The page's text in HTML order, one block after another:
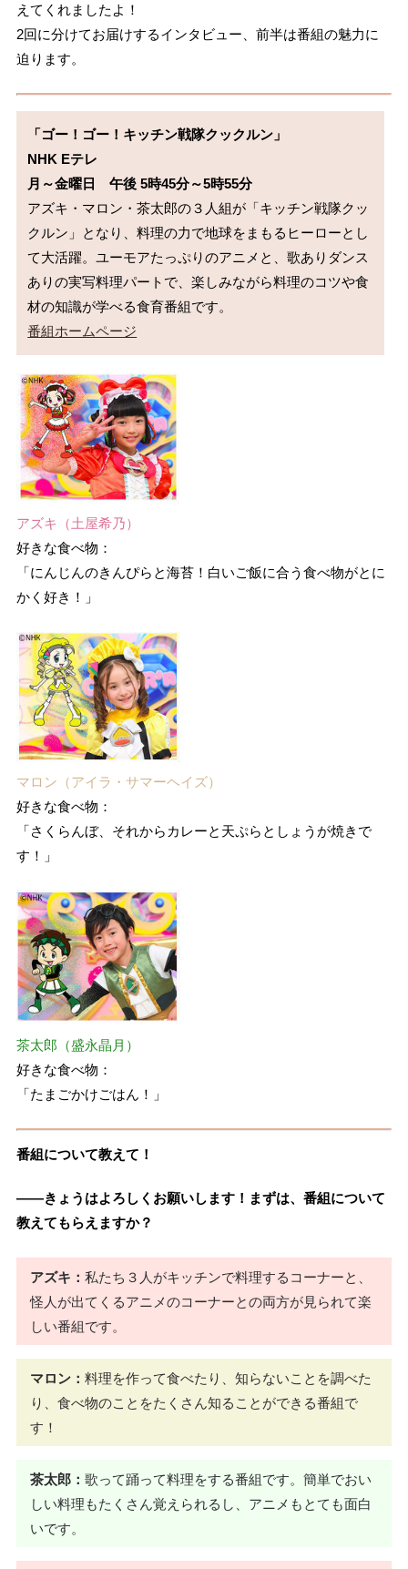
えてくれましたよ！
2回に分けてお届けするインタビュー、前半は番組の魅力に
迫ります。
「ゴー！ゴー！キッチン戦隊クックルン」
NHK Eテレ
月～金曜日　午後 5時45分～5時55分
アズキ・マロン・茶太郎の３人組が「キッチン戦隊クッ
クルン」となり、料理の力で地球をまもるヒーローとし
て大活躍。ユーモアたっぷりのアニメと、歌ありダンス
ありの実写料理パートで、楽しみながら料理のコツや食
番組ホームページ
アズキ（土屋希乃）
好きな食べ物：
「にんじんのきんぴらと海苔！白いご飯に合う食べ物がとに
かく好き！」
マロン（アイラ・サマーヘイズ）
好きな食べ物：
「さくらんぼ、それからカレーと天ぷらとしょうが焼きで
す！」
茶太郎（盛永晶月）
好きな食べ物：
「たまごかけごはん！」
番組について教えて！
――きょうはよろしくお願いします！まずは、番組について
教えてもらえますか？
アズキ： 私たち３人がキッチンで料理するコーナーと、
怪人が出てくるアニメのコーナーとの両方が見られて楽
しい番組です。
マロン： 料理を作って食べたり、知らないことを調べた
り、食べ物のことをたくさん知ることができる番組で
す！
茶太郎： 歌って踊って料理をする番組です。簡単でおい
しい料理もたくさん覚えられるし、アニメもとても面白
いです。